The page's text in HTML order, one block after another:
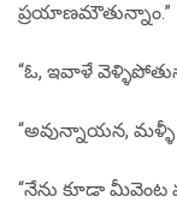
ప్రయాణమౌతున్నాం.”
“ఓ, ఇవాళే
“అవున్నాయన, మళ్ళీ
“నేను కూడా